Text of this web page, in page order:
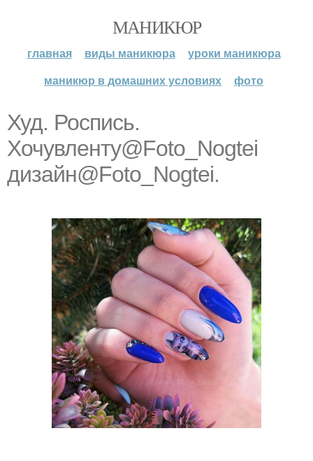
МАНИКЮР
главная виды маникюра
уроки маникюра
маникюр в домашних условиях
фото
Худ. Роспись.
Хочувленту@Foto_Nogtei
дизайн@Foto_Nogtei.